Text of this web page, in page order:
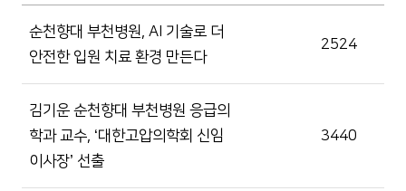
순천향대 부천병원, AI 기술로 더
안전한 입원 치료 환경 만든다
2524
김기운 순천향대 부천병원 응급의
학과 교수, ‘대한고압의학회 신임
이사장’ 선출
3440